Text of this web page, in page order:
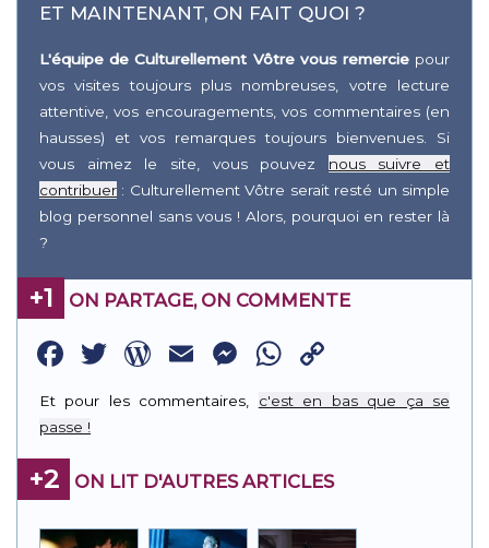
ET MAINTENANT, ON FAIT QUOI ?
L'équipe de Culturellement Vôtre vous remerciepour
vos visites toujours plus nombreuses, votre lecture
attentive, vos encouragements, vos commentaires (en
hausses) et vos remarques toujours bienvenues. Si
vous aimez le site, vous pouvez nous suivre et
contribuer : Culturellement Vôtre serait resté un simple
blog personnel sans vous ! Alors, pourquoi en rester là
?
+1 ON PARTAGE, ON COMMENTE
Facebook
Twitter
WordPress
EmailMessenger
WhatsApp
Link
Et pour les commentaires, c'est en bas que ça se
passe !
+2 ON LIT D'AUTRES ARTICLES